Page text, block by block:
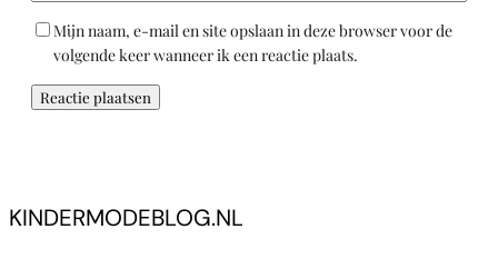
Mijn naam, e-mail en site opslaan in deze browser voor de
volgende keer wanneer ik een reactie plaats.
KINDERMODEBLOG.NL